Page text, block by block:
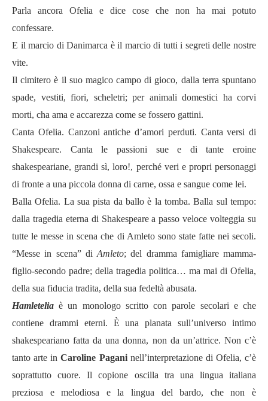
Parla ancora Ofelia e dice cose che non ha mai potuto
confessare.
E il marcio di Danimarca è il marcio di tutti i segreti delle nostre
vite.
Il cimitero è il suo magico campo di gioco, dalla terra spuntano
spade, vestiti, fiori, scheletri; per animali domestici ha corvi
morti, cha ama e accarezza come se fossero gattini.
Canta Ofelia. Canzoni antiche d’amori perduti. Canta versi di
Shakespeare. Canta le passioni sue e di tante eroine
shakespeariane, grandi sì, loro!, perché veri e propri personaggi
di fronte a una piccola donna di carne, ossa e sangue come lei.
Balla Ofelia. La sua pista da ballo è la tomba. Balla sul tempo:
dalla tragedia eterna di Shakespeare a passo veloce volteggia su
tutte le messe in scena che di Amleto sono state fatte nei secoli.
“Messe in scena” di Amleto; del dramma famigliare mamma-
figlio-secondo padre; della tragedia politica… ma mai di Ofelia,
della sua fiducia tradita, della sua fedeltà abusata.
Hamletelia è un monologo scritto con parole secolari e che
contiene drammi eterni. È una planata sull’universo intimo
shakespeariano fatta da una donna, non da un’attrice. Non c’è
tanto arte inCaroline Paganinell’interpretazione di Ofelia, c’è
soprattutto cuore. Il copione oscilla tra una lingua italiana
preziosa e melodiosa e la lingua del bardo, che non è